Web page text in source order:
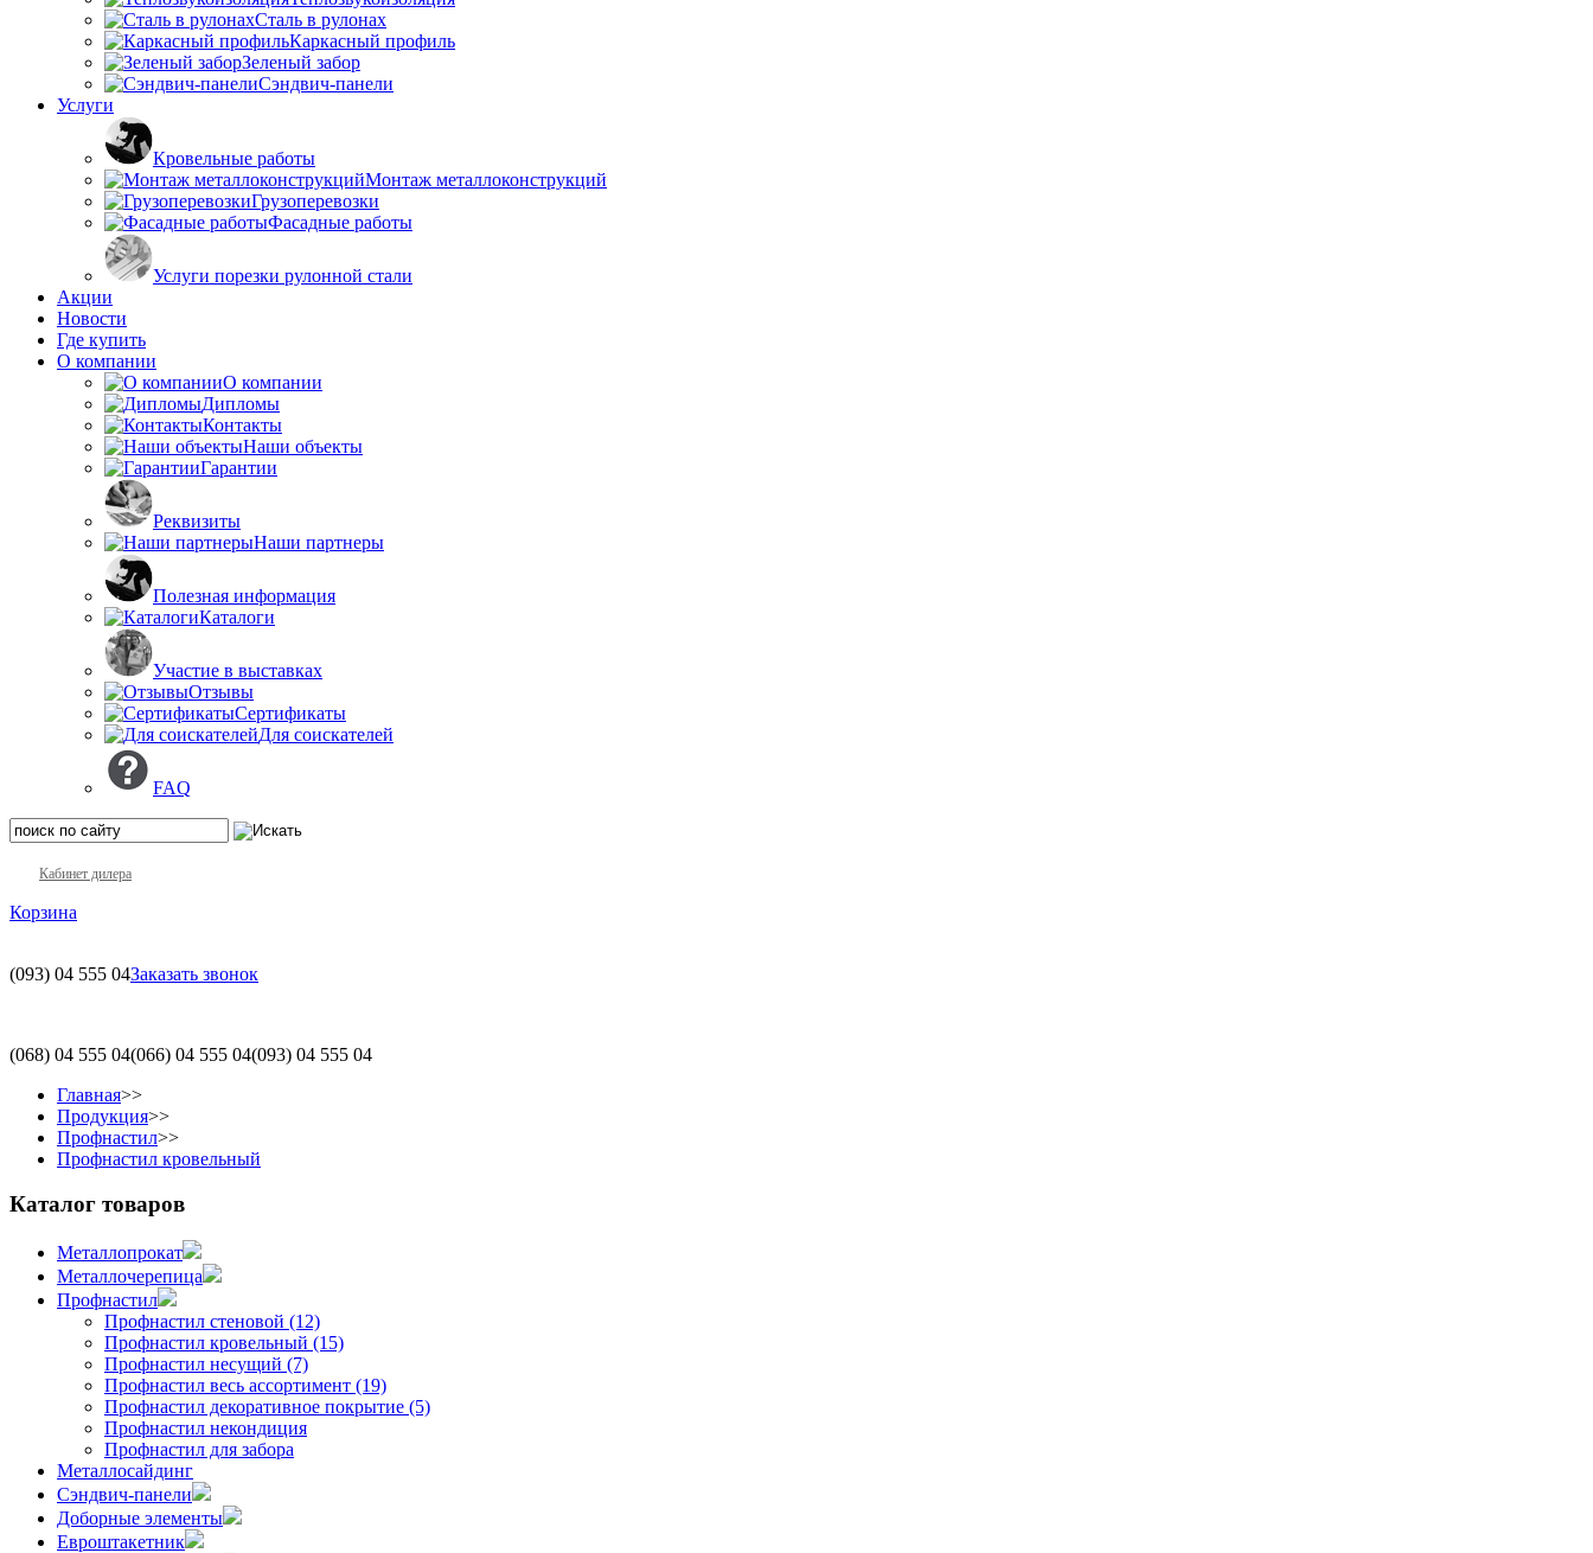
Сталь в рулонах
Каркасный профиль
Зеленый забор
Сэндвич-панели
Услуги
Кровельные работы
Монтаж металлоконструкций
Грузоперевозки
Фасадные работы
Услуги порезки рулонной стали
Акции
Новости
Где купить
О компании
О компании
Дипломы
Контакты
Наши объекты
Гарантии
Реквизиты
Наши партнеры
Полезная информация
Каталоги
Участие в выставках
Отзывы
Сертификаты
Для соискателей
FAQ
Кабинет дилера
Корзина
(093) 04 555 04Заказать звонок
(068) 04 555 04(066) 04 555 04(093) 04 555 04
Главная>>
Продукция>>
Профнастил>>
Профнастил кровельный
Каталог товаров
Металлопрокат
Металлочерепица
Профнастил
Профнастил стеновой (12)
Профнастил кровельный (15)
Профнастил несущий (7)
Профнастил весь ассортимент (19)
Профнастил декоративное покрытие (5)
Профнастил некондиция
Профнастил для забора
Металлосайдинг
Сэндвич-панели
Доборные элементы
Евроштакетник